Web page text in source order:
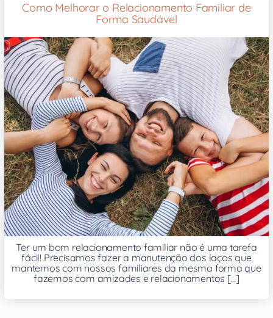
Como Melhorar o Relacionamento Familiar de
Forma Saudável
Ter um bom relacionamento familiar não é uma tarefa
fácil! Precisamos fazer a manutenção dos laços que
mantemos com nossos familiares da mesma forma que
fazemos com amizades e relacionamentos [...]